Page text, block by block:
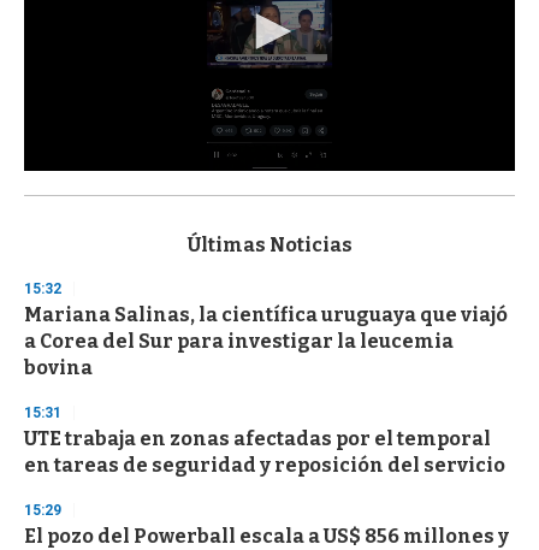
s
d
s
o
f
3
s
e
c
o
d
s
Últimas Noticias
15:32
Mariana Salinas, la científica uruguaya que viajó
a Corea del Sur para investigar la leucemia
bovina
15:31
UTE trabaja en zonas afectadas por el temporal
en tareas de seguridad y reposición del servicio
15:29
El pozo del Powerball escala a US$ 856 millones y